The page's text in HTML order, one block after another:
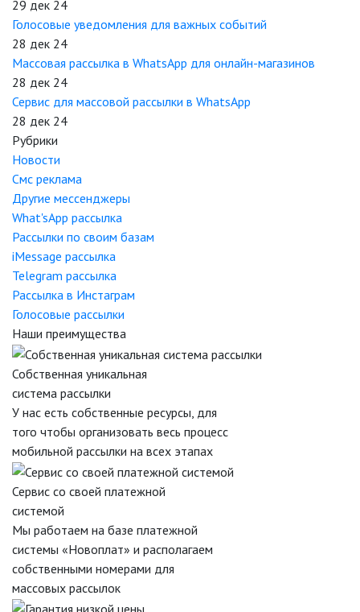
29 дек 24
Голосовые уведомления для важных событий
28 дек 24
Массовая рассылка в WhatsApp для онлайн-магазинов
28 дек 24
Сервис для массовой рассылки в WhatsApp
28 дек 24
Рубрики
Новости
Смс реклама
Другие мессенджеры
What'sApp рассылка
Рассылки по своим базам
iMessage рассылка
Telegram рассылка
Рассылка в Инстаграм
Голосовые рассылки
Наши преимущества
Собственная уникальная
система рассылки
У нас есть собственные ресурсы, для
того чтобы организовать весь процесс
мобильной рассылки на всех этапах
Сервис со своей платежной
системой
Мы работаем на базе платежной
системы «Новоплат» и располагаем
собственными номерами для
массовых рассылок